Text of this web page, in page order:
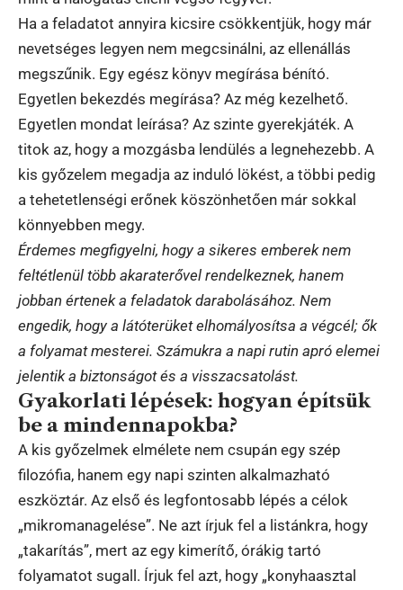
Ha a feladatot annyira kicsire csökkentjük, hogy már
nevetséges legyen nem megcsinálni, az ellenállás
megszűnik. Egy egész könyv megírása bénító.
Egyetlen bekezdés megírása? Az még kezelhető.
Egyetlen mondat leírása? Az szinte gyerekjáték. A
titok az, hogy a mozgásba lendülés a legnehezebb. A
kis győzelem megadja az induló lökést, a többi pedig
a tehetetlenségi erőnek köszönhetően már sokkal
könnyebben megy.
Érdemes megfigyelni, hogy a sikeres emberek nem
feltétlenül több akaraterővel rendelkeznek, hanem
jobban értenek a feladatok darabolásához. Nem
engedik, hogy a látóterüket elhomályosítsa a végcél; ők
a folyamat mesterei. Számukra a napi rutin apró elemei
jelentik a biztonságot és a visszacsatolást.
Gyakorlati lépések: hogyan építsük
be a mindennapokba?
A kis győzelmek elmélete nem csupán egy szép
filozófia, hanem egy napi szinten alkalmazható
eszköztár. Az első és legfontosabb lépés a célok
„mikromanagelése”. Ne azt írjuk fel a listánkra, hogy
„takarítás”, mert az egy kimerítő, órákig tartó
folyamatot sugall. Írjuk fel azt, hogy „konyhaasztal